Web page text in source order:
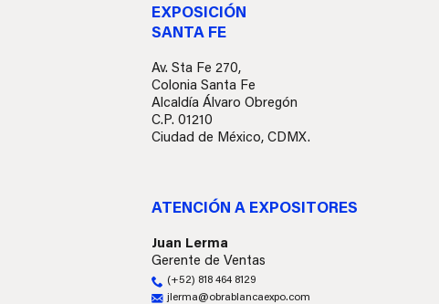
EXPOSICIÓN
SANTA FE
Av. Sta Fe 270,
Colonia Santa Fe
Alcaldía Álvaro Obregón
C.P. 01210
Ciudad de México, CDMX.
ATENCIÓN A EXPOSITORES
Juan Lerma
Gerente de Ventas
(+52) 818 464 8129
jlerma@obrablancaexpo.com